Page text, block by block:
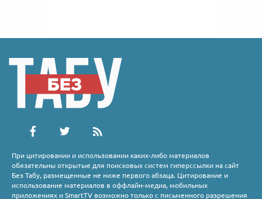
При цитировании и использовании каких-либо материалов
обязательны открытые для поисковых систем гиперссылки на сайт
Без Табу, размещенные не ниже первого абзаца. Цитирование и
использование материалов в оффлайн-медиа, мобильных
приложениях и SmartTV возможно только с письменного разрешения